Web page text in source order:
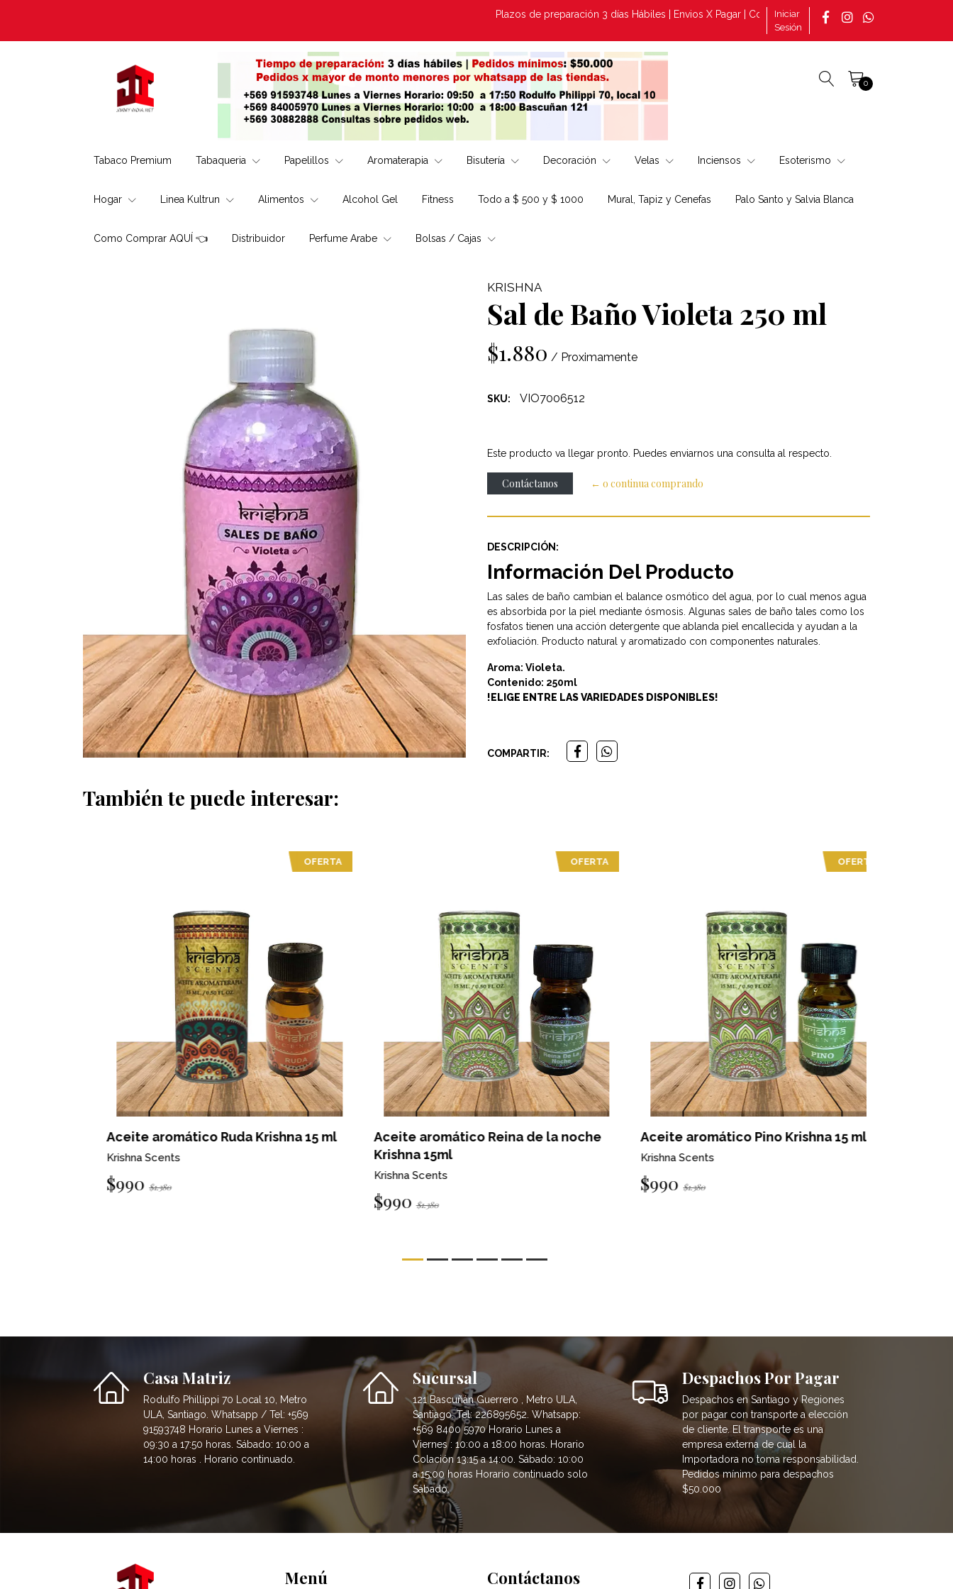
Plazos de preparación 3 días Hábiles | Envios X Pagar | Consultas por pedidos tomado en la página
Iniciar
Sesión
0
Tabaco Premium Tabaqueria Papelillos Aromaterapia Bisutería Decoración Velas Inciensos Esoterismo
Hogar Linea Kultrun Alimentos Alcohol Gel Fitness Todo a $ 500 y $ 1000 Mural, Tapiz y Cenefas Palo Santo y Salvia Blanca
Como Comprar AQUÍ 👈 Distribuidor Perfume Arabe Bolsas / Cajas
KRISHNA
Sal de Baño Violeta 250 ml
$1.880 / Proximamente
SKU: VIO7006512
Este producto va llegar pronto. Puedes enviarnos una consulta al respecto.
Contáctanos ← o continua comprando
DESCRIPCIÓN:
Información Del Producto
Las sales de baño cambian el balance osmótico del agua, por lo cual menos agua
es absorbida por la piel mediante ósmosis.​ Algunas sales de baño tales como los
fosfatos tienen una acción detergente que ablanda piel encallecida y ayudan a la
exfoliación. Producto natural y aromatizado con componentes naturales.
Aroma: Violeta.
Contenido: 250ml
!ELIGE ENTRE LAS VARIEDADES DISPONIBLES!
COMPARTIR:
También te puede interesar:
OFERTA
Aceite aromático Ruda Krishna 15 ml
Krishna Scents
$990 $1.380
OFERTA
Aceite aromático Reina de la noche
Krishna 15ml
Krishna Scents
$990 $1.380
OFERTA
Aceite aromático Pino Krishna 15 ml
Krishna Scents
$990 $1.380
Casa Matriz
Rodulfo Phillippi 70 Local 10, Metro
ULA, Santiago. Whatsapp / Tel: +569
91593748 Horario Lunes a Viernes :
09:30 a 17:50 horas. Sábado: 10:00 a
14:00 horas . Horario continuado.
Sucursal
121 Bascuñán Guerrero , Metro ULA,
Santiago. Tel: 226895652. Whatsapp:
+569 8400 5970 Horario Lunes a
Viernes : 10:00 a 18:00 horas. Horario
Colación 13:15 a 14:00. Sábado: 10:00
a 15:00 horas Horario continuado solo
Sábado.
Despachos Por Pagar
Despachos en Santiago y Regiones
por pagar con transporte a elección
de cliente. El transporte es una
empresa externa de cual la
Importadora no toma responsabilidad.
Pedidos mínimo para despachos
$50.000
Menú Contáctanos